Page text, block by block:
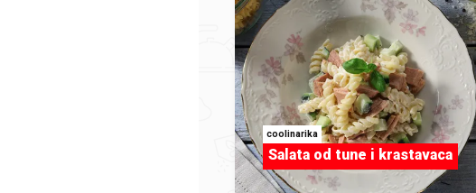
editabohacek
Pita s kupinama by
Nandila.jfif.jpg
coolinarika
Salata od tune i krastavaca